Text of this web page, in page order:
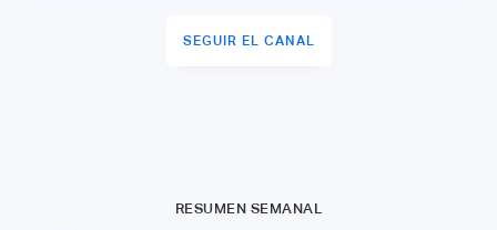
SEGUIR EL CANAL
RESUMEN SEMANAL